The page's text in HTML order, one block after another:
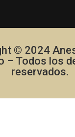
© 2024
– Todos los
reservados.